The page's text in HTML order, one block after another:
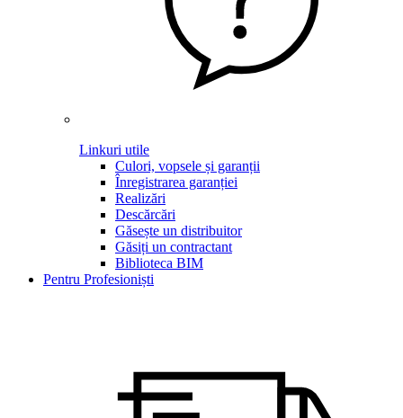
Linkuri utile
Culori, vopsele și garanții
Înregistrarea garanției
Realizări
Descărcări
Găsește un distribuitor
Găsiți un contractant
Biblioteca BIM
Pentru Profesioniști